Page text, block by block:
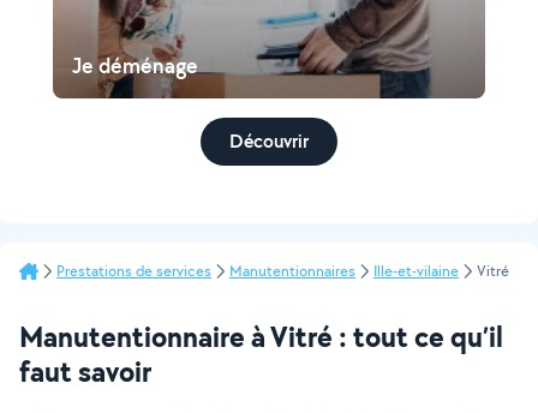
Je déménage
Découvrir
Prestations de services Manutentionnaires Ille-et-vilaine Vitré
Manutentionnaire à Vitré : tout ce qu’il
faut savoir